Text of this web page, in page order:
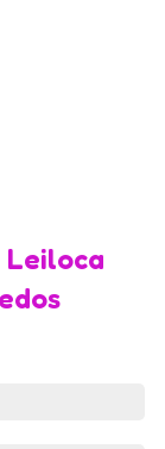
Leiloca